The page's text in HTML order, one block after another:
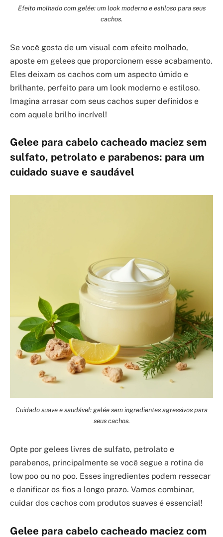
Efeito molhado com gelée: um look moderno e estiloso para seus
cachos.
Se você gosta de um visual com efeito molhado,
aposte em gelees que proporcionem esse acabamento.
Eles deixam os cachos com um aspecto úmido e
brilhante, perfeito para um look moderno e estiloso.
Imagina arrasar com seus cachos super definidos e
com aquele brilho incrível!
Gelee para cabelo cacheado maciez sem
sulfato, petrolato e parabenos: para um
cuidado suave e saudável
Cuidado suave e saudável: gelée sem ingredientes agressivos para
seus cachos.
Opte por gelees livres de sulfato, petrolato e
parabenos, principalmente se você segue a rotina de
low poo ou no poo. Esses ingredientes podem ressecar
e danificar os fios a longo prazo. Vamos combinar,
cuidar dos cachos com produtos suaves é essencial!
Gelee para cabelo cacheado maciez com